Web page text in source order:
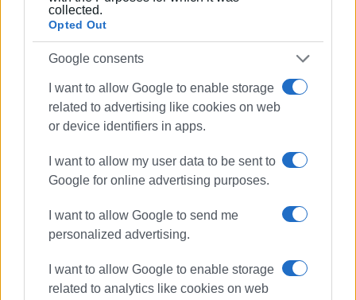
collected.
Opted Out
Google consents
I want to allow Google to enable storage
related to advertising like cookies on web
or device identifiers in apps.
I want to allow my user data to be sent to
Google for online advertising purposes.
I want to allow Google to send me
personalized advertising.
I want to allow Google to enable storage
related to analytics like cookies on web
- Αποθηκευτικά αγγεία καθώς και λεπτά μελαμβαφή με
ανάγλυφη διακόσμηση
αγγεία, που αποτελούν απομιμήσεις σε μικρότερη
κλίμακα, αληθινών αγγείων, ανατίθενται στα Ιερά από
οαιώνα π.Χ καθώς το δικαίωμα ανάθεσης πέρασε
Πρόκειται δηλαδή για φθηνές αφιερώσεις, των οποίων
όμως η ευρύτατη γεωγραφική εξάπλωση αντανακλά
ουσιωδέστερη συμμετοχή του κοινού στις
τελετουργίες. Αυτά τα ταπεινά αντικείμενα, βοηθούν να
ρίξουν φως και να κατανοήσουμε τις θρησκευτικές
πρακτικές στην αρχαία Κέρκυρα.